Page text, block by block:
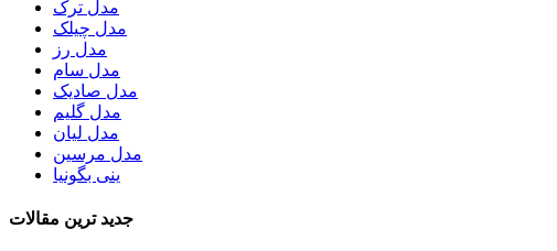
مدل ترک
مدل چیلک
مدل رز
مدل سام
مدل صادیک
مدل گلیم
مدل لیان
مدل مرسین
ینی بگونیا
جدید ترین مقالات